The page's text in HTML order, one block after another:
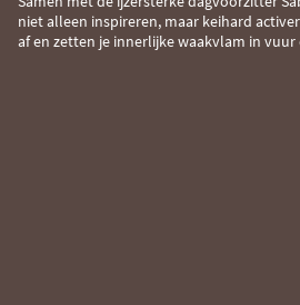
niet alleen inspireren, maar keihard
af en zetten je innerlijke waakvlam in vuur